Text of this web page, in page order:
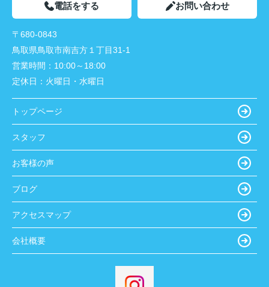
電話をする お問い合わせ
〒680-0843
鳥取県鳥取市南吉方１丁目31-1
営業時間： 10:00～18:00
定休日： 火曜日・水曜日
トップページ
スタッフ
お客様の声
ブログ
アクセスマップ
会社概要